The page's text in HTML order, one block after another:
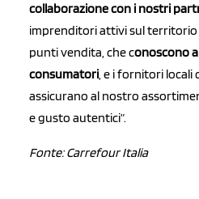
collaborazione con i nostri
imprenditori attivi sul territorio
punti vendita, che conoscono
consumatori, e i fornitori locali
assicurano al nostro
e gusto autentici”.
Fonte: Carrefour Italia